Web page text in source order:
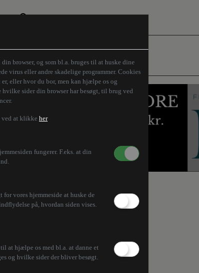
browser, og som bl.a. bruges til at huske dine
virus eller andre skadelige programmer. Cookies
eller hvor du bor, men kan hjælpe os og
sider din browser har besøgt, til brug ved
at klikke her
fungerer. F.eks. at din
vores hjemmeside at huske de
på, hvordan siden vises.
at hjælpe os med bl.a. at danne et
og hvilke sider der bliver besøgt.